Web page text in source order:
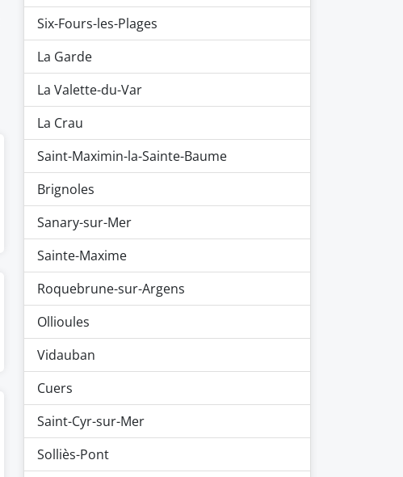
Six-Fours-les-Plages
La Garde
La Valette-du-Var
La Crau
Saint-Maximin-la-Sainte-Baume
Brignoles
Sanary-sur-Mer
Sainte-Maxime
Roquebrune-sur-Argens
Ollioules
Vidauban
Cuers
Saint-Cyr-sur-Mer
Solliès-Pont